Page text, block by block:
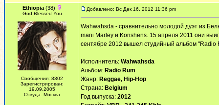
Ethiopia(38)
God Blessed You
Сообщения: 8302
Зарегистрирован:
19.09.2005
Откуда: Москва
Добавлено: Вс Дек 16, 2012 11:36 pm
Wahwahsda - сравнительно молодой дуэт из
mani Marley и Konshens. 15 апреля 2011 они
сентябре 2012 вышел студийный альбом
Исполнитель: Wahwahsda
Альбом: Radio Rum
Жанр: Reggae, Hip-Hop
Страна: Belgium
Год выпуска: 2012